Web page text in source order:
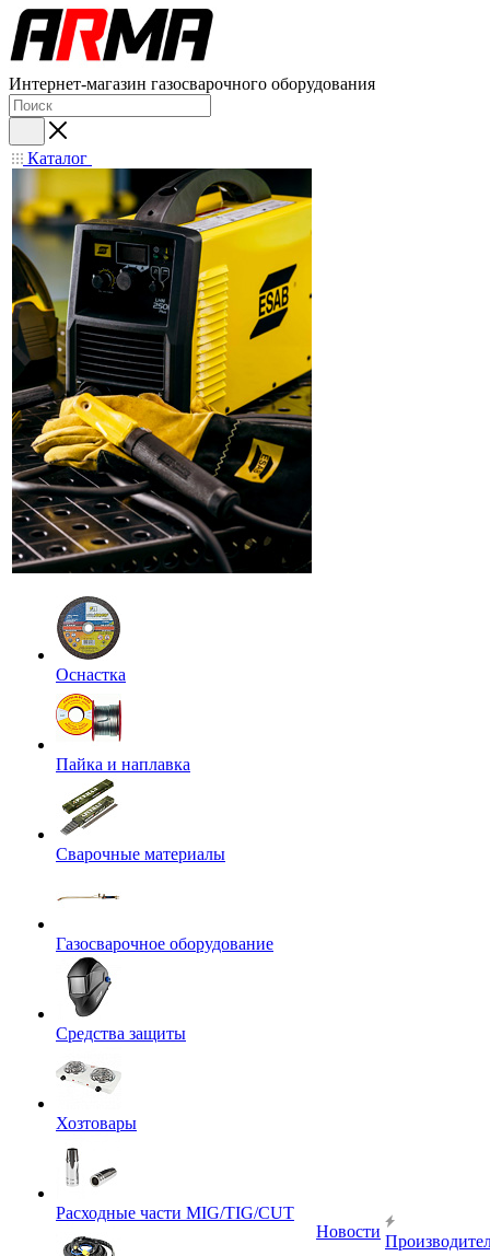
Интернет-магазин газосварочного оборудования
Каталог
Оснастка
Пайка и наплавка
Сварочные материалы
Газосварочное оборудование
Средства защиты
Хозтовары
Расходные части MIG/TIG/CUT
Новости